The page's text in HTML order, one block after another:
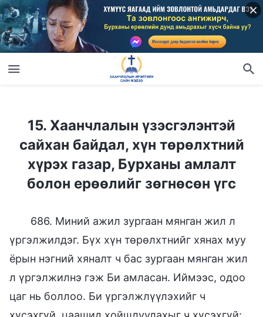
15. Хаанчлалын үзэсгэлэнтэй
сайхан байдал, хүн төрөлхтний
хүрэх газар, Бурханы амлалт
болон ерөөлийг зөгнөсөн үгс
686. Миний ажил зургаан мянган жил л
үргэлжилдэг. Бүх хүн төрөлхтнийг хянах муу
ёрын нэгний хяналт ч бас зургаан мянган жил
л үргэлжилнэ гэж Би амласан. Иймээс, одоо
цаг нь боллоо. Би үргэлжлүүлэхийг ч